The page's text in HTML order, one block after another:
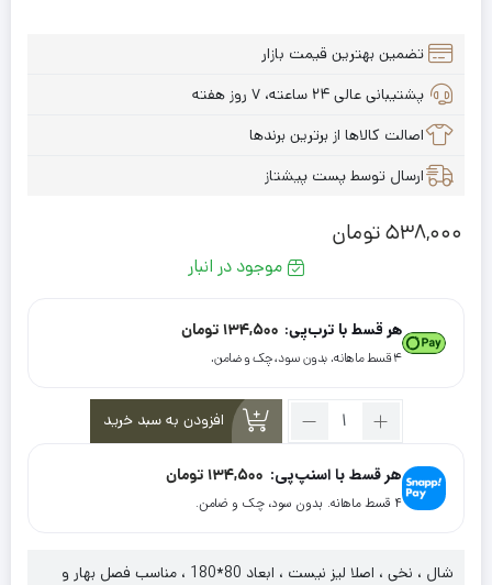
تضمین بهترین قیمت بازار
پشتیبانی عالی ۲۴ ساعته، ۷ روز هفته
اصالت کالاها از برترین برندها
ارسال توسط پست پیشتاز
538,000تومان
موجود در انبار
هر قسط با ترب‌پی: 134,500 تومان
۴ قسط ماهانه. بدون سود، چک و ضامن.
تعداد:
ژانیتا
کد
افزودن به سبد خرید
هر قسط با اسنپ‌پی: 134,500 تومان
۴ قسط ماهانه. بدون سود، چک و ضامن.
شال ، نخی ، اصلا لیز نیست ، ابعاد 80*180 ، مناسب فصل بهار و